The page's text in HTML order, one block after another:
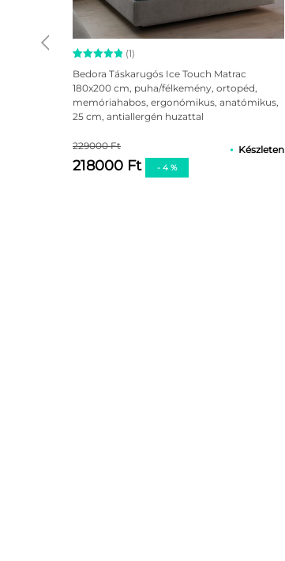
Értékelés
ből,
1
értékelés
alapján
(1)
Bedora Táskarugós Ice Touch Matrac
180x200 cm, puha/félkemény, ortopéd,
memóriahabos, ergonómikus, anatómikus,
25 cm, antiallergén huzattal
229000 Ft
218000 Ft - 4 %
Készleten